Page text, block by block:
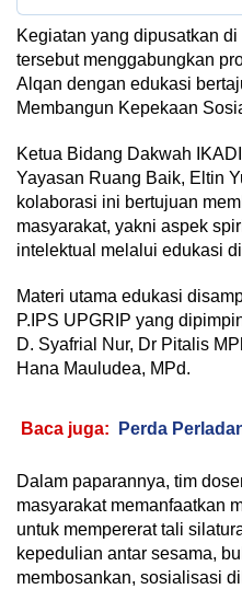
Kegiatan yang dipusatkan
tersebut menggabungkan
Alqan dengan edukasi
Membangun Kepekaan
Ketua Bidang Dakwah
Yayasan Ruang Baik, Eltin
kolaborasi ini bertujuan
masyarakat, yakni aspek
intelektual melalui edukasi
Materi utama edukasi
P.IPS UPGRIP yang
D. Syafrial Nur, Dr Pitalis
Hana Mauludea, MPd.
Baca juga: Perda
Dalam paparannya, tim
masyarakat memanfaatkan
untuk mempererat tali
kepedulian antar sesama,
membosankan, sosialisasi